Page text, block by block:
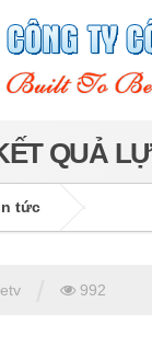
QUẢ
tức
992